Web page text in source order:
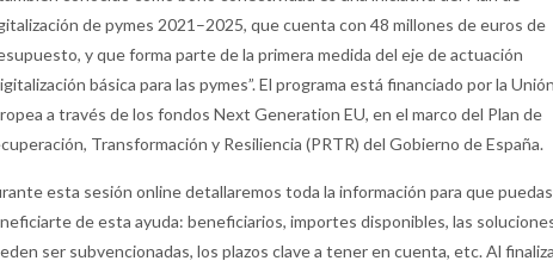
de pymes 2021–2025, que cuenta con 48 millones de euros de
y que forma parte de la primera medida del eje de actuación
básica para las pymes”. El programa está financiado por la Unión
a través de los fondos Next Generation EU, en el marco del Plan de
Transformación y Resiliencia (PRTR) del Gobierno de España.
esta sesión online detallaremos toda la información para que puedas
de esta ayuda: beneficiarios, importes disponibles, las
ser subvencionadas, los plazos clave a tener en cuenta, etc. Al